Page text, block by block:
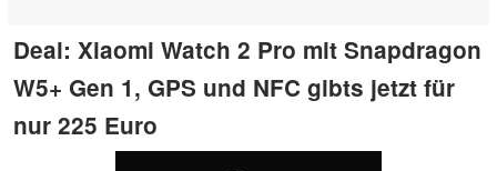
Deal: Xiaomi Watch 2 Pro mit Snapdragon
W5+ Gen 1, GPS und NFC gibts jetzt für
nur 225 Euro